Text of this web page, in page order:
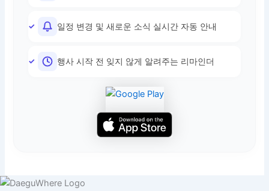
일정 변경 및 새로운 소식 실시간 자동 안내
행사 시작 전 잊지 않게 알려주는 리마인더